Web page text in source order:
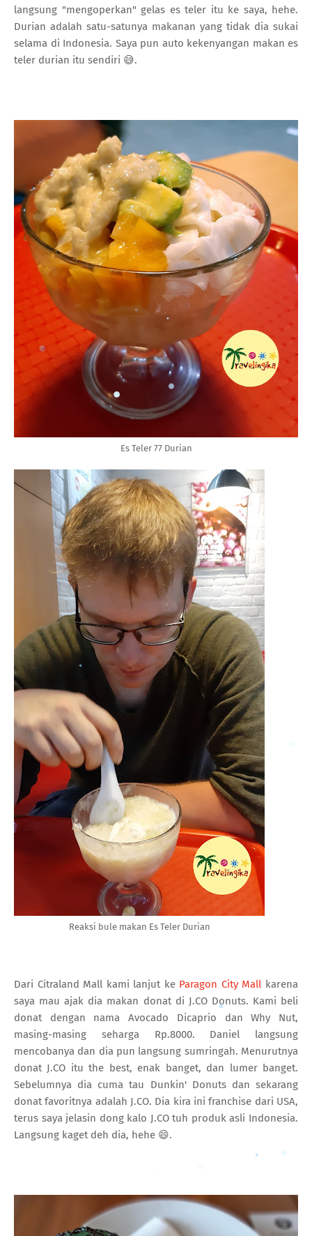
langsung "mengoperkan" gelas es teler itu ke saya, hehe.
Durian adalah satu-satunya makanan yang tidak dia sukai
selama di Indonesia. Saya pun auto kekenyangan makan es
teler durian itu sendiri 😅.
Es Teler 77 Durian
Reaksi bule makan Es Teler Durian
Dari Citraland Mall kami lanjut ke Paragon City Mall karena
saya mau ajak dia makan donat di J.CO Donuts. Kami beli
donat dengan nama Avocado Dicaprio dan Why Nut,
masing-masing seharga Rp.8000. Daniel langsung
mencobanya dan dia pun langsung sumringah. Menurutnya
donat J.CO itu the best, enak banget, dan lumer banget.
Sebelumnya dia cuma tau Dunkin' Donuts dan sekarang
donat favoritnya adalah J.CO. Dia kira ini franchise dari USA,
terus saya jelasin dong kalo J.CO tuh produk asli Indonesia.
Langsung kaget deh dia, hehe 😄.